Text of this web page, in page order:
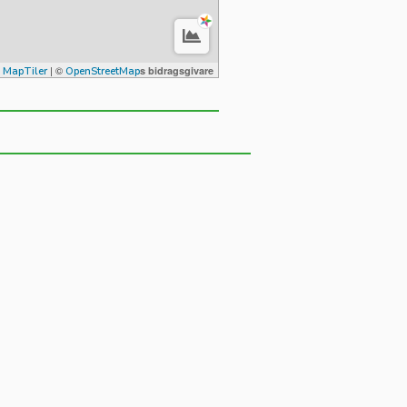
MapTiler| © OpenStreetMaps bidragsgivare